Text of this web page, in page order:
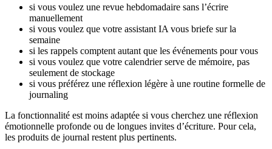
si vous voulez une revue hebdomadaire sans l’écrire
manuellement
si vous voulez que votre assistant IA vous briefe sur la
semaine
si les rappels comptent autant que les événements pour vous
si vous voulez que votre calendrier serve de mémoire, pas
seulement de stockage
si vous préférez une réflexion légère à une routine formelle de
journaling
La fonctionnalité est moins adaptée si vous cherchez une réflexion
émotionnelle profonde ou de longues invites d’écriture. Pour cela,
les produits de journal restent plus pertinents.